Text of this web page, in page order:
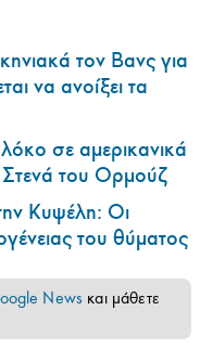
τον Βανς για
να ανοίξει τα
σε αμερικανικά
Στενά του Ορμούζ
Κυψέλη: Οι
του θύματος
News και μάθετε